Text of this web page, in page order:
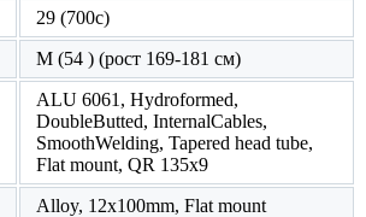
29 (700c)
M (54 ) (рост 169-181 см)
ALU 6061, Hydroformed,
DoubleButted, InternalCables,
SmoothWelding, Tapered head tube,
Flat mount, QR 135х9
Alloy, 12x100mm, Flat mount